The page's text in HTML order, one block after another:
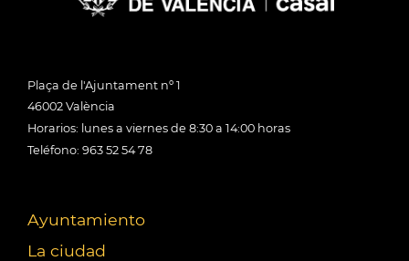
Plaça de l'Ajuntament nº 1
46002 València
Horarios: lunes a viernes de 8:30 a 14:00 horas
Teléfono: 963 52 54 78
Ayuntamiento
La ciudad